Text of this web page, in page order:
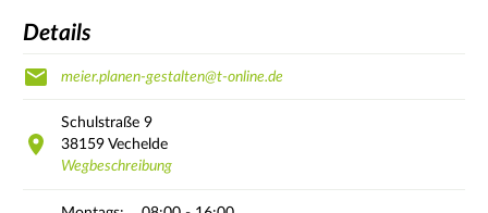
Details
meier.planen-gestalten@t-online.de
Schulstraße 9
38159 Vechelde
Wegbeschreibung